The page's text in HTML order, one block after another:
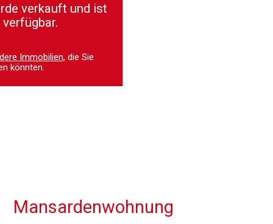
verkauft und ist
Immobilien, die Sie
könnten.
Mansardenwohnung